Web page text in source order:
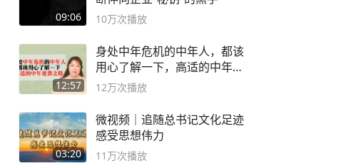
09:06 10万次播放
12:57
身处中年危机的中年人，都该
用心了解一下，高适的中年逆
袭之路
12万次播放
03:20
微视频｜追随总书记文化足迹
感受思想伟力
11万次播放